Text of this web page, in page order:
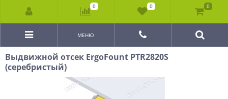
МЕНЮ
Выдвижной отсек ErgoFount PTR2820S
(серебристый)
0 0 0